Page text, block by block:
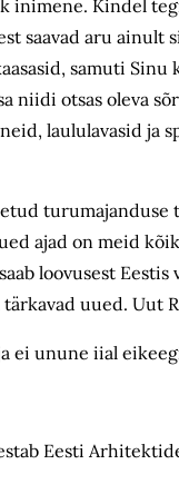
inimene. Kindel
saavad aru
samuti
niidi otsas oleva
laululavasid ja
ajad on meid
loovusest
uued. Uut
ei unune iial
Eesti